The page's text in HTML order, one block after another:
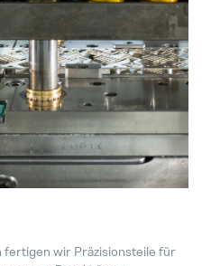
Absolventen (m/w/d)
Biene zählt
Mai 2026
fertigen wir Präzisionsteile für